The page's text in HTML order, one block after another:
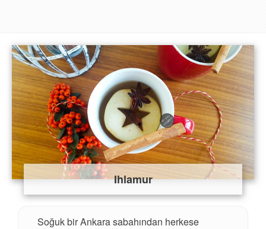
Ihlamur
Soğuk bir Ankara sabahından herkese